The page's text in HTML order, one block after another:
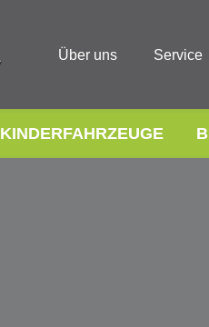
Über uns Service
KINDERFAHRZEUGE